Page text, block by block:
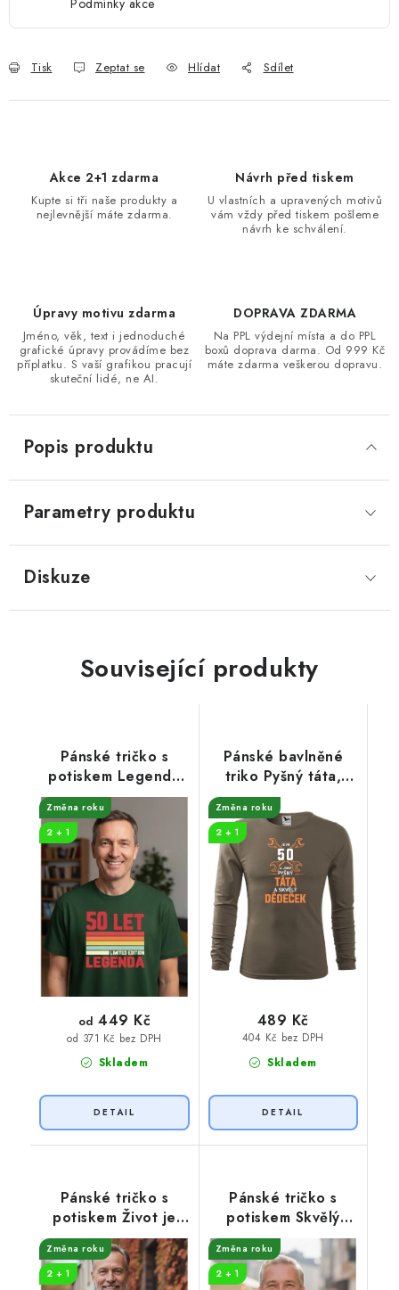
Tisk Zeptat se Hlídat Sdílet
Akce 2+1 zdarma
Kupte si tři naše produkty a
nejlevnější máte zdarma.
Návrh před tiskem
U vlastních a upravených motivů
vám vždy před tiskem pošleme
návrh ke schválení.
Úpravy motivu zdarma
Jméno, věk, text i jednoduché
grafické úpravy provádíme bez
příplatku. S vaší grafikou pracují
skuteční lidé, ne AI.
DOPRAVA ZDARMA
Na PPL výdejní místa a do PPL
boxů doprava darma. Od 999 Kč
máte zdarma veškerou dopravu.
Popis produktu
Parametry produktu
Diskuze
Související produkty
Pánské tričko s
potiskem Legenda
limitovaná edice
Změna roku
2 + 1
Skladem
od 371 Kč bez DPH
od 449 Kč
Pánské bavlněné
triko Pyšný táta,
skvělý dědeček
Změna roku
2 + 1
Skladem
404 Kč bez DPH
489 Kč
Pánské tričko s
potiskem Život je
hra
Změna roku
2 + 1
Pánské tričko s
potiskem Skvělý
ročník 1974
Změna roku
2 + 1